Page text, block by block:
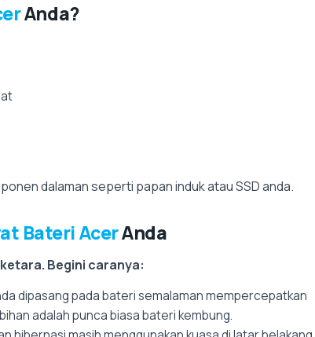
Anda?
dalaman seperti papan induk atau SSD anda.
Bateri AcerAnda
Begini caranya:
dipasang pada bateri semalaman mempercepatkan
adalah punca biasa bateri kembung.